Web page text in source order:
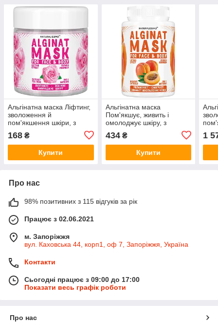
Альгінатна маска Ліфтинг,
зволоження й
пом'якшення шкіри, з
168 ₴
Купити
Альгінатна маска
Пом'якшує, живить і
омолоджує шкіру, з
434₴
Купити
1
Про нас
98% позитивних з 115 відгуків за рік
Працює з 02.06.2021
м. Запоріжжя
вул. Каховська 44, корп1, оф 7, Запоріжжя, Україна
Контакти
Сьогодні працює з 09:00 до 17:00
Показати весь графік роботи
Про нас